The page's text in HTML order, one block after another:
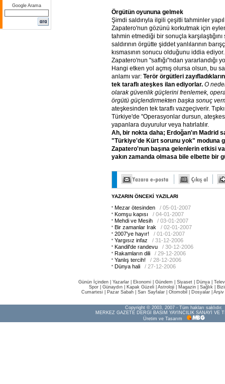
Google Arama
Örgütün oyununa gelmek
Şimdi saldırıyla ilgili çeşitli tahminler
Zapatero'nun gözünü korkutmak için
tahmin etmediği bir sonuçla
saldırının örgütte şiddet yanlılarının
kısmasının sonucu olduğunu iddia
Zapatero'nun "saflığı"ndan yararlandığı
Hangi etken yol açmış olursa olsun, bu
anlamı var: Terör örgütleri
tek taraflı ateşkes ilan ediyorlar. O
olarak güvenlik güçlerini frenlemek,
örgütü güçlendirmekten başka sonuç
ateşkesinden tek taraflı vazgeçiverir. Tıpkı
Türkiye'de "Operasyonlar dursun, ateşkes
yapanlara duyurulur veya hatırlatılır.
Ah, bir nokta daha; Erdoğan'ın Madrid
"Türkiye'de Kürt sorunu yok" moduna
Zapatero'nun başına gelenlerin etkisi
yakın zamanda olmasa bile elbette bir
YAZARIN ÖNCEKİ YAZILARI
Mezar ötesinden
/ 05-01-2007
Komşu kapısı
/ 04-01-2007
Mehdi ve Mesih
/ 03-01-2007
Bir zamanlar Irak
/ 02-01-2007
2007'ye hayır!
/ 01-01-2007
Yargısız infaz
/ 31-12-2006
Kandil'de randevu
/ 30-12-2006
Rakamların dili
/ 29-12-2006
Yanlış tercih!
/ 28-12-2006
Dünya hali
/ 27-12-2006
Günün İçinden Yazarlar Ekonomi Gündem Siyaset Dünya |
Spor
Günaydın Kapak Güzeli Astroloji Magazin Sağlık
Cumartesi
Pazar Sabah Sarı Sayfalar Otomobil Dosyalar Arşiv
Copyright © 2003, 2007 - Tüm hakları saklıdır.
MERKEZ GAZETE DERGİ BASIM YAYINCILIK SANAYİ VE
Üretim ve Tasarım